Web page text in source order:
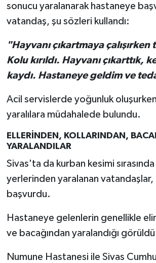
sonucu yaralanarak hastaneye
vatandaş, şu sözleri kullandı:
"Hayvanı çıkartmaya
Kolu kırıldı. Hayvanı çıkarttık,
kaydı. Hastaneye geldim ve
Acil servislerde yoğunluk
yaralılara müdahalede bulundu.
ELLERİNDEN, KOLLARINDAN,
YARALANDILAR
Sivas'ta da kurban kesimi
yerlerinden yaralanan
başvurdu.
Hastaneye gelenlerin genellikle
ve bacağından yaralandığı
Numune Hastanesi ile Sivas